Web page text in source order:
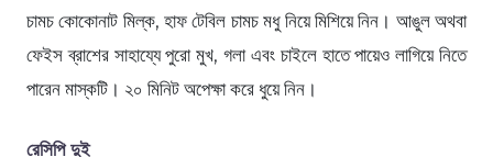
চামচ কোকোনাট মিল্ক, হাফ টেবিল চামচ মধু নিয়ে মিশিয়ে নিন। আঙুল অথবা
ফেইস ব্রাশের সাহায্যে পুরো মুখ, গলা এবং চাইলে হাতে পায়েও লাগিয়ে নিতে
পারেন মাস্কটি। ২০ মিনিট অপেক্ষা করে ধুয়ে নিন।
রেসিপি দুই